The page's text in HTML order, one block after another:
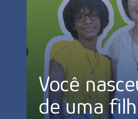
Você
de uma